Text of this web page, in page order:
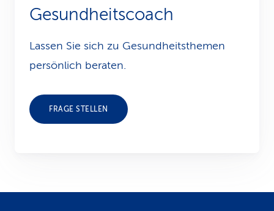
Gesundheitscoach
Lassen Sie sich zu Gesundheits­themen
persönlich beraten.
FRAGE STELLEN